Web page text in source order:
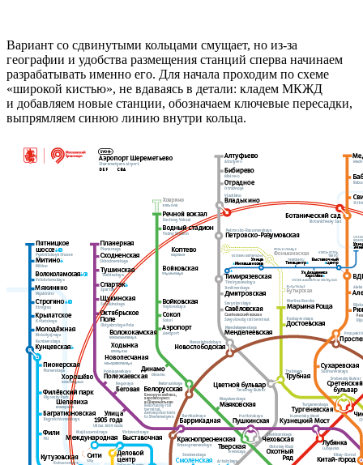
Вариант со сдвинутыми кольцами смущает, но из-за
географии и удобства размещения станций сперва начинаем
разрабатывать именно его. Для начала проходим по схеме
«широкой кистью», не вдаваясь в детали: кладем МКЖД
и добавляем новые станции, обозначаем ключевые пересадки,
выпрямляем синюю линию внутри кольца.